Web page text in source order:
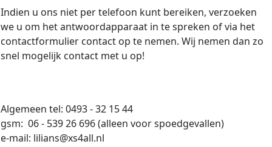
Indien u ons niet per telefoon kunt bereiken, verzoeken
we u om het antwoordapparaat in te spreken of via het
contactformulier contact op te nemen. Wij nemen dan zo
snel mogelijk contact met u op!
Algemeen tel: 0493 - 32 15 44
gsm: 06 - 539 26 696 (alleen voor spoedgevallen)
e-mail: lilians@xs4all.nl